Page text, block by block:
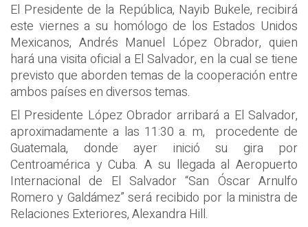
El Presidente de la República, Nayib Bukele, recibirá
este viernes a su homólogo de los Estados Unidos
Mexicanos, Andrés Manuel López Obrador, quien
hará una visita oficial a El Salvador, en la cual se tiene
previsto que aborden temas de la cooperación entre
ambos países en diversos temas.
El Presidente López Obrador arribará a El Salvador,
aproximadamente a las 11:30 a. m, procedente de
Guatemala, donde ayer inició su gira por
Centroamérica y Cuba. A su llegada al Aeropuerto
Internacional de El Salvador “San Óscar Arnulfo
Romero y Galdámez” será recibido por la ministra de
Relaciones Exteriores, Alexandra Hill.